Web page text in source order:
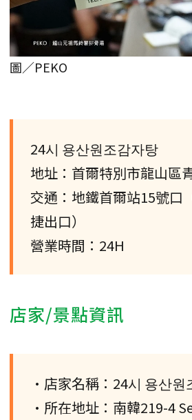
圖／PEKO
24시 용산원조감자탕
地址：首爾特別市龍山區
交通：地鐵首爾站15號口
捷出口）
營業時間：24H
店家/景點資訊
•店家名稱：24시 용산원
•所在地址：南韓219-4